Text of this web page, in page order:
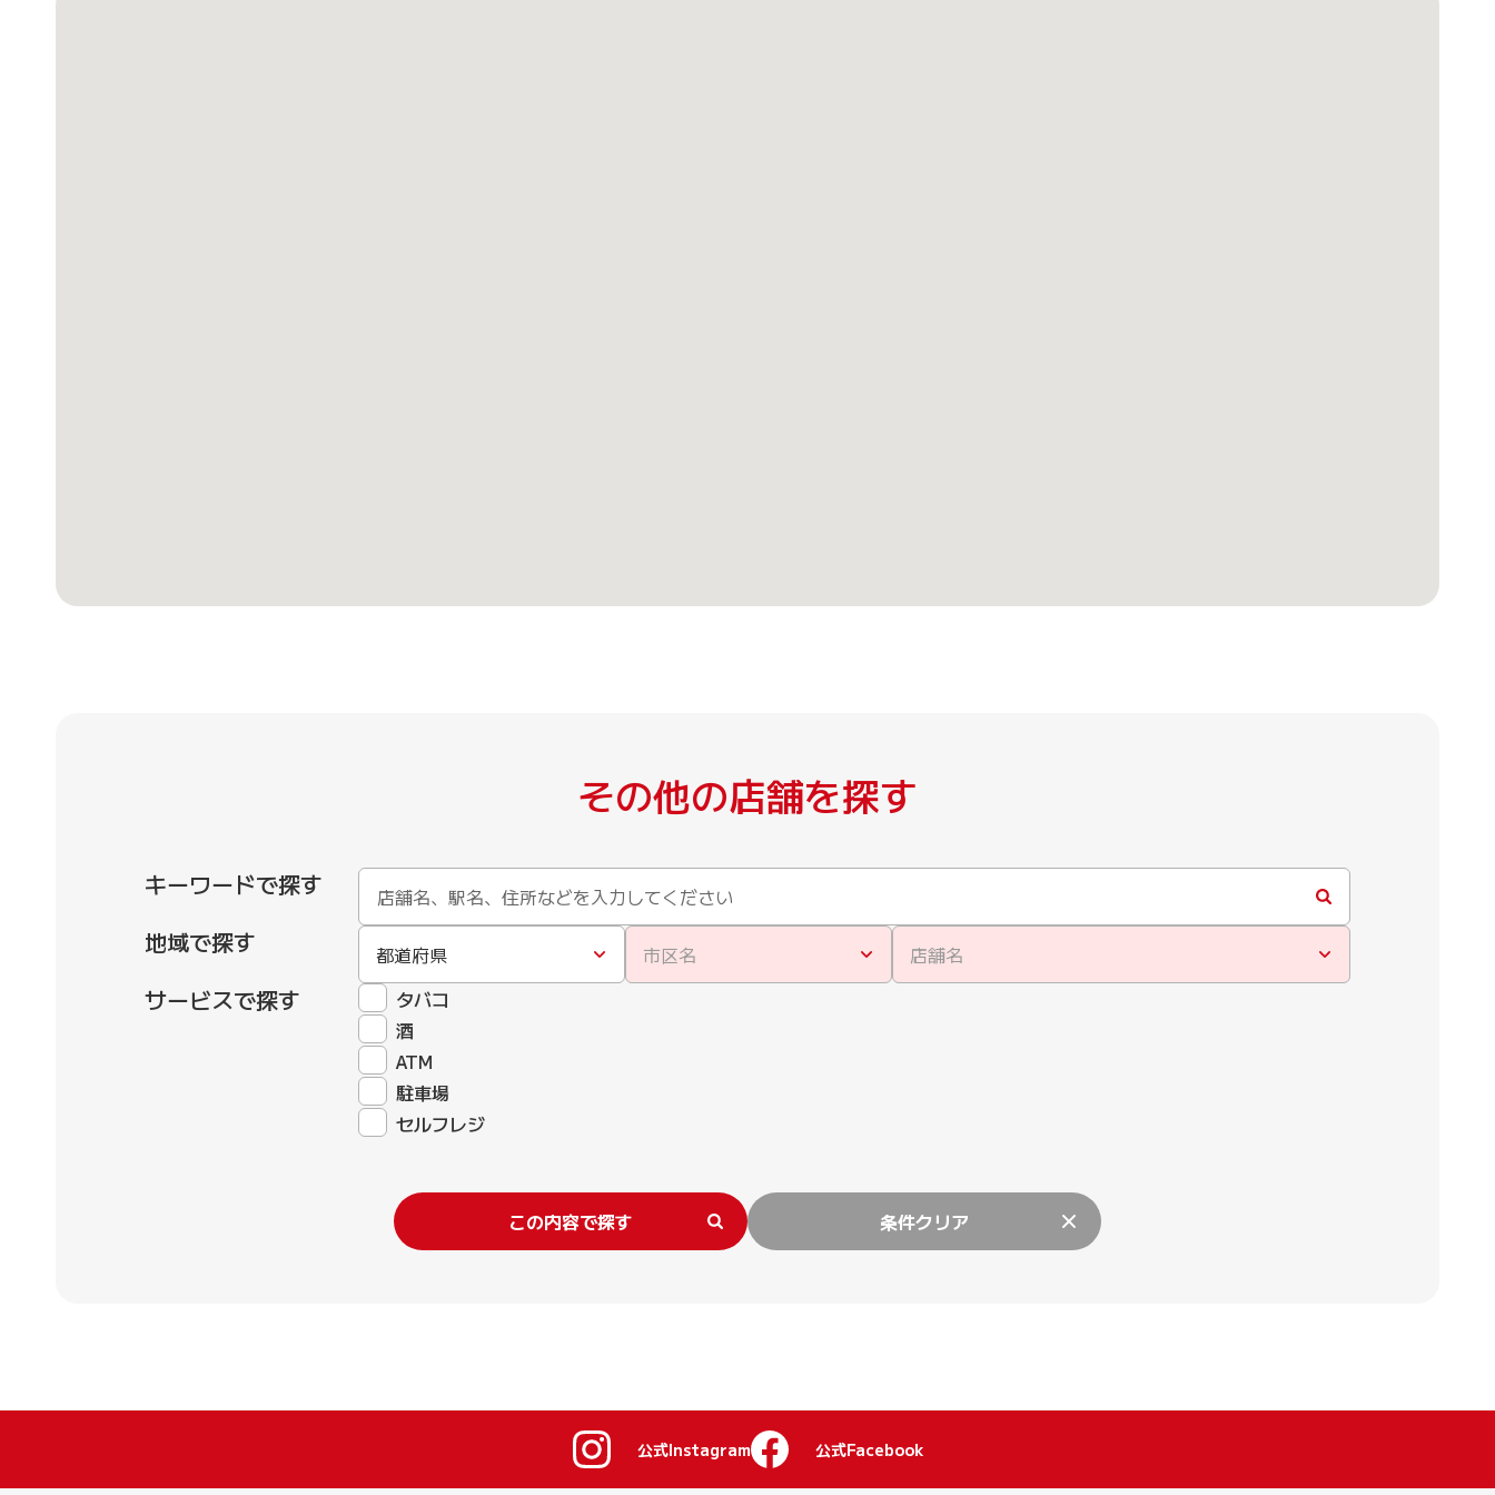
その他の店舗を探す
キーワードで探す
地域で探す
都道府県 市区名 店舗名
サービスで探す
タバコ
酒
ATM
駐車場
セルフレジ
この内容で探す 条件クリア
公式Instagram 公式Facebook